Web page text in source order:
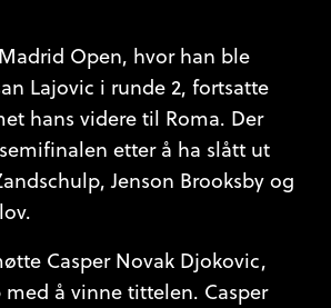
Open, hvor han ble
Lajovic i runde 2, fortsatte
hans videre til Roma. Der
etter å ha slått ut
Jenson Brooksby og
Casper Novak Djokovic,
å vinne tittelen. Casper